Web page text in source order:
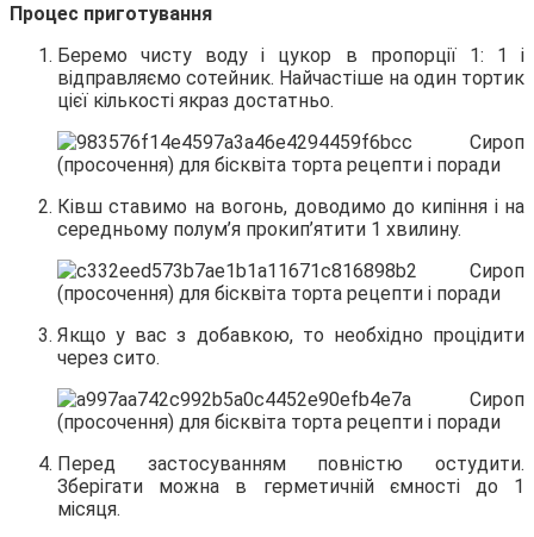
Процес приготування
Беремо чисту воду і цукор в пропорції 1: 1 і
відправляємо сотейник. Найчастіше на один тортик
цієї кількості якраз достатньо.
Ківш ставимо на вогонь, доводимо до кипіння і на
середньому полум’я прокип’ятити 1 хвилину.
Якщо у вас з добавкою, то необхідно процідити
через сито.
Перед застосуванням повністю остудити.
Зберігати можна в герметичній ємності до 1
місяця.